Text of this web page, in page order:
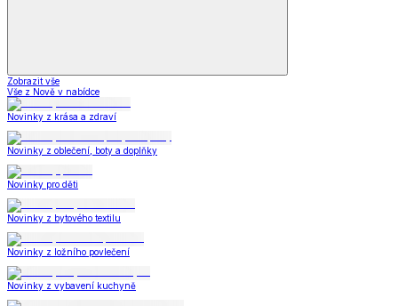
Zobrazit vše
Vše z Nově v nabídce
Novinky z krása a zdraví
Novinky z oblečení, boty a doplňky
Novinky pro děti
Novinky z bytového textilu
Novinky z ložního povlečení
Novinky z vybavení kuchyně